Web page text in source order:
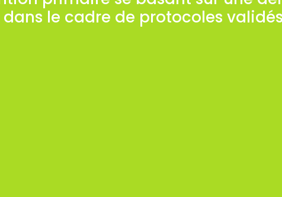
dans le cadre de protocoles